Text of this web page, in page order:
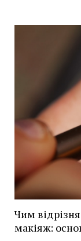
Чим
макіяж: